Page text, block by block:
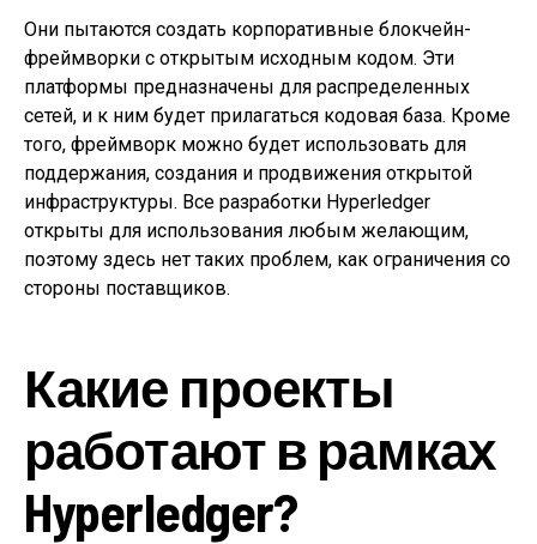
Они пытаются создать корпоративные блокчейн-
фреймворки с открытым исходным кодом. Эти
платформы предназначены для распределенных
сетей, и к ним будет прилагаться кодовая база. Кроме
того, фреймворк можно будет использовать для
поддержания, создания и продвижения открытой
инфраструктуры. Все разработки Hyperledger
открыты для использования любым желающим,
поэтому здесь нет таких проблем, как ограничения со
стороны поставщиков.
Какие проекты
работают в рамках
Hyperledger?